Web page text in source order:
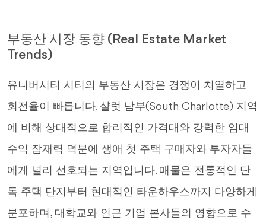
부동산 시장 동향 (Real Estate Market
Trends)
유니버시티 시티의 부동산 시장은 경쟁이 치열하고
회전율이 빠릅니다. 샬럿 남부(South Charlotte) 지역
에 비해 상대적으로 합리적인 가격대와 강력한 임대
수익 잠재력 덕분에 생애 첫 주택 구매자와 투자자들
에게 널리 선호되는 지역입니다. 매물은 전통적인 단
독 주택 단지부터 현대적인 타운하우스까지 다양하게
분포하며, 대학교와 인근 기업 본사들의 영향으로 수